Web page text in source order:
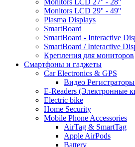
Monitors LCD 27'' - 28''
Monitors LCD 29'' - 49''
Plasma Displays
SmartBoard
SmartBoard - Interactive
SmartBoard / Interactive
Крепления для мониторов
Смартфоны и гаджеты
Car Electronics & GPS
Видео
E-Readers (Электронные
Electric bike
Home Security
Mobile Phone Accessories
AirTag & SmartTag
Apple AirPods
Battery